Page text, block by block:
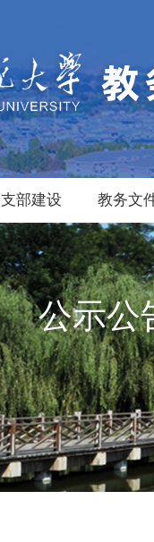
支部建设 教务文
公示公